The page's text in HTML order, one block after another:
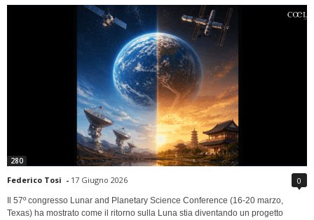
280
Federico Tosi - 17 Giugno 2026 0
Il 57º congresso Lunar and Planetary Science Conference (16-20 marzo,
Texas) ha mostrato come il ritorno sulla Luna stia diventando un progetto